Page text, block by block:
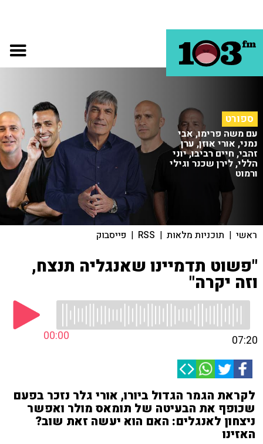
ספורט
עם משה פרימו, אבי
נמני, אורי אוזן, ערן
זהבי, חיים רביבו, יוני
הללי, לירן שכנר וגילי
ורמוט
ראשי | תוכניות מלאות |
RSS
| פייסבוק
"פשוט תדמיינו שאנגליה תנצח,
וזה יקרה"
00:00 07:20
לקראת הגמר הגדול ביורו, אורי גלר נזכר בפעם
שכופף את הבעיטה של תומאס מולר ואפשר
ניצחון לאנגלים: האם הוא יעשה זאת שוב?
האזינו